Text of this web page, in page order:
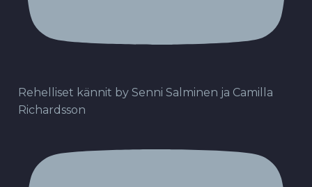
Rehelliset kännit by Senni Salminen ja Camilla
Richardsson